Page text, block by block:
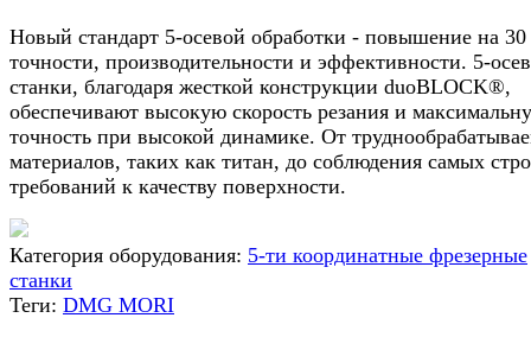
Новый стандарт 5-осевой обработки - повышение на 30
точности, производительности и эффективности. 5-
станки, благодаря жесткой конструкции duoBLOCK®,
обеспечивают высокую скорость резания и
точность при высокой динамике. От
материалов, таких как титан, до соблюдения самых
требований к качеству поверхности.
Категория оборудования: 5-ти координатные фрезерные
станки
Теги: DMG MORI